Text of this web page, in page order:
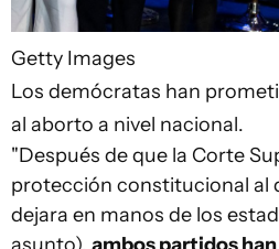
Getty Images
Los demócratas han
al aborto a nivel nacional.
"Después de que la Corte
protección constitucional al
dejara en manos de los